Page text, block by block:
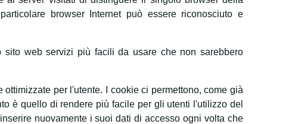
browser Internet può essere riconosciuto e
web servizi più facili da usare che non sarebbero
per l'utente. I cookie ci permettono, come già
è quello di rendere più facile per gli utenti l'utilizzo del
nuovamente i suoi dati di accesso ogni volta che